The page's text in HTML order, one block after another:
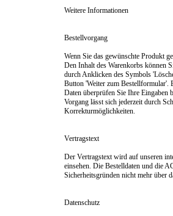
Weitere Informationen
Bestellvorgang
Wenn Sie das gewünschte Produkt
Den Inhalt des Warenkorbs können
durch Anklicken des Symbols
Button 'Weiter zum Bestellformular'.
Daten überprüfen Sie Ihre Eingaben
Vorgang lässt sich jederzeit durch
Korrekturmöglichkeiten.
Vertragstext
Der Vertragstext wird auf unseren
einsehen. Die Bestelldaten und die
Sicherheitsgründen nicht mehr über
Datenschutz